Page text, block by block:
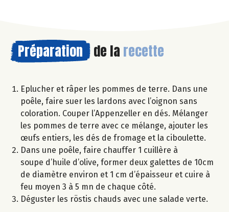
Préparation de la recette
Eplucher et râper les pommes de terre. Dans une
poêle, faire suer les lardons avec l’oignon sans
coloration. Couper l’Appenzeller en dés. Mélanger
les pommes de terre avec ce mélange, ajouter les
œufs entiers, les dés de fromage et la ciboulette.
Dans une poêle, faire chauffer 1 cuillère à
soupe d’huile d’olive, former deux galettes de 10cm
de diamètre environ et 1 cm d’épaisseur et cuire à
feu moyen 3 à 5 mn de chaque côté.
Déguster les röstis chauds avec une salade verte.